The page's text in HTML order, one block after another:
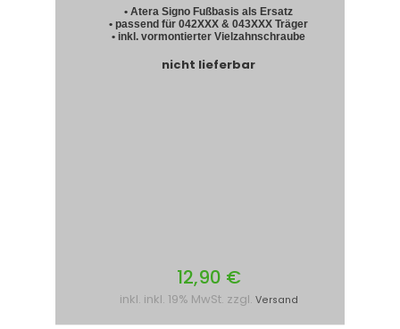
• Atera Signo Fußbasis als Ersatz
• passend für 042XXX & 043XXX Träger
• inkl. vormontierter Vielzahnschraube
nicht lieferbar
12,90 €
inkl. inkl. 19% MwSt. zzgl. Versand